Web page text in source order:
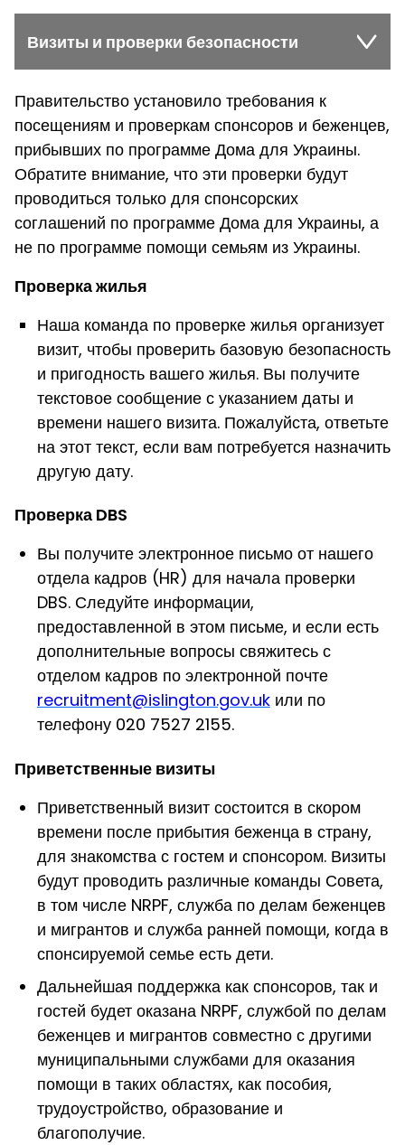
Визиты и проверки безопасности
Правительство установило требования к
посещениям и проверкам спонсоров и беженцев,
прибывших по программе Дома для Украины.
Обратите внимание, что эти проверки будут
проводиться только для спонсорских
соглашений по программе Дома для Украины, а
не по программе помощи семьям из Украины.
Проверка жилья
Наша команда по проверке жилья организует
визит, чтобы проверить базовую безопасность
и пригодность вашего жилья. Вы получите
текстовое сообщение с указанием даты и
времени нашего визита. Пожалуйста, ответьте
на этот текст, если вам потребуется назначить
другую дату.
Проверка DBS
Вы получите электронное письмо от нашего
отдела кадров (HR) для начала проверки
DBS. Следуйте информации,
предоставленной в этом письме, и если есть
дополнительные вопросы свяжитесь с
отделом кадров по электронной почте
recruitment@islington.gov.ukили по
телефону020 7527 2155.
Приветственные визиты
Приветственный визит состоится в скором
времени после прибытия беженца в страну,
для знакомства с гостем и спонсором. Визиты
будут проводить различные команды Совета,
в том числе NRPF, служба по делам беженцев
и мигрантов и служба ранней помощи, когда в
спонсируемой семье есть дети.
Дальнейшая поддержка как спонсоров, так и
гостей будет оказана NRPF, службой по делам
беженцев и мигрантов совместно с другими
муниципальными службами для оказания
помощи в таких областях, как пособия,
трудоустройство, образование и
благополучие.